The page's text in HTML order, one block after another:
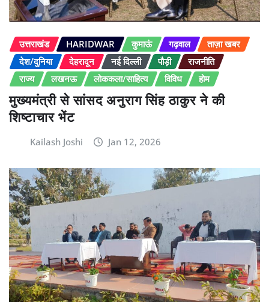
उत्तराखंड HARIDWAR कुमाऊं गढ़वाल
ताज़ा खबर
देश/दुनिया
देहरादून नई दिल्ली पौड़ी
राजनीति
राज्य
लखनऊ लोककला/साहित्य विविध होम
मुख्यमंत्री से सांसद अनुराग सिंह ठाकुर ने की
शिष्टाचार भेंट
Kailash Joshi Jan 12, 2026